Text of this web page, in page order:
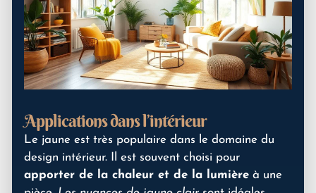
Applications dans l’intérieur
Le jaune est très populaire dans le domaine du
design intérieur. Il est souvent choisi pour
apporter de la chaleur et de la lumière à une